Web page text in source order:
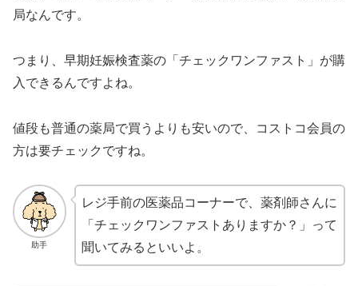
局なんです。
つまり、早期妊娠検査薬の「チェックワンファスト」が購
入できるんですよね。
値段も普通の薬局で買うよりも安いので、コストコ会員の
方は要チェックですね。
助手
レジ手前の医薬品コーナーで、薬剤師さんに
「チェックワンファストありますか？」って
聞いてみるといいよ。